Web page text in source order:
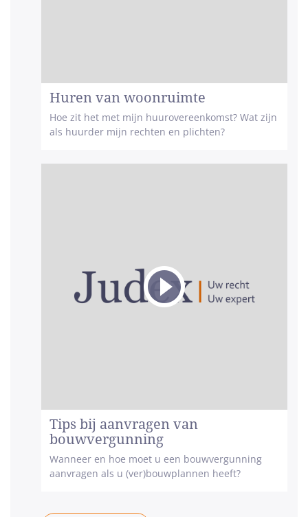
Huren van woonruimte
Hoe zit het met mijn huurovereenkomst? Wat zijn
als huurder mijn rechten en plichten?
Tips bij aanvragen van
bouwvergunning
Wanneer en hoe moet u een bouwvergunning
aanvragen als u (ver)bouwplannen heeft?